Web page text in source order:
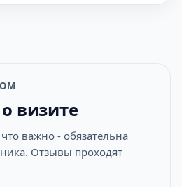
визите
важно - обязательна
Отзывы проходят